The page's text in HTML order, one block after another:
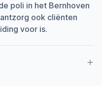
poli in het Bernhoven
ook cliënten
voor is.